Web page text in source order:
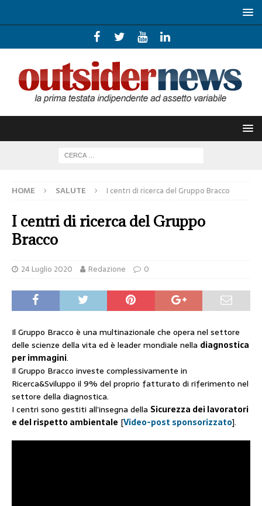
HOME SALUTE I centri di ricerca del Gruppo Bracco
I centri di ricerca del Gruppo
Bracco
24 Luglio 2020 Redazione 0
Il Gruppo Bracco è una multinazionale che opera nel settore
delle scienze della vita ed è leader mondiale nella diagnostica
per immagini.
Il Gruppo Bracco investe complessivamente in
Ricerca&Sviluppo il 9% del proprio fatturato di riferimento nel
settore della diagnostica.
I centri sono gestiti all’insegna della Sicurezza dei lavoratori
e del rispetto ambientale [Video-post sponsorizzato].